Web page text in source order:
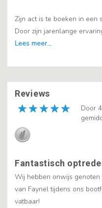
Zijn act is te boeken in een
Door zijn jarenlange
Reviews
Door
Fantastisch
Wij hebben onwijs
van Faynel tijdens ons
vatbaar!